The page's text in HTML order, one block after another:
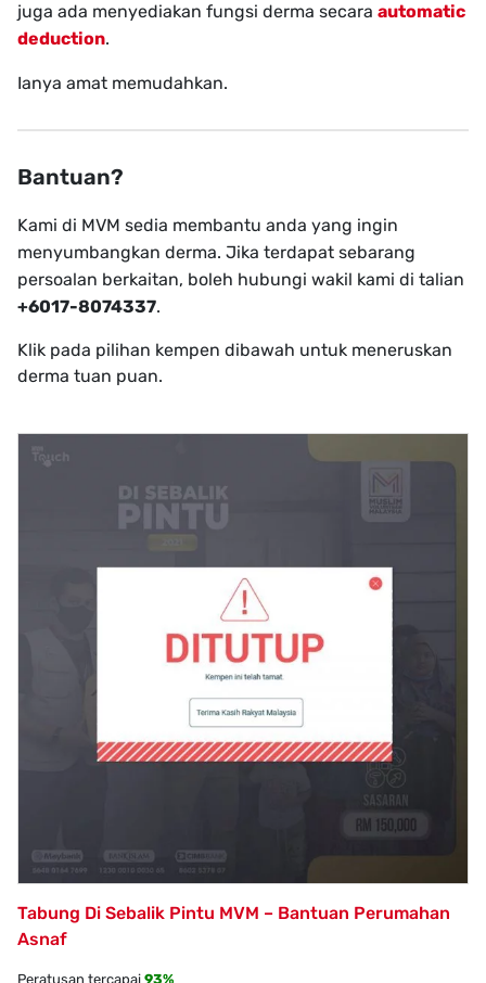
juga ada menyediakan fungsi derma secara automatic
deduction.
Ianya amat memudahkan.
Bantuan?
Kami di MVM sedia membantu anda yang ingin
menyumbangkan derma. Jika terdapat sebarang
persoalan berkaitan, boleh hubungi wakil kami di talian
+6017-8074337.
Klik pada pilihan kempen dibawah untuk meneruskan
derma tuan puan.
Tabung Di Sebalik Pintu MVM – Bantuan Perumahan
Asnaf
Peratusan tercapai 93%